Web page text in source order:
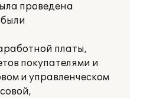
проведена
платы,
покупателями и
и управленческом